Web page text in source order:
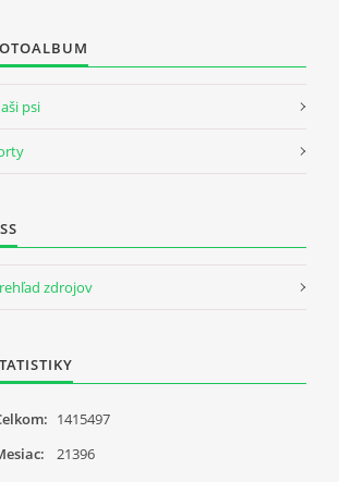
psi
zdrojov
1415497
21396